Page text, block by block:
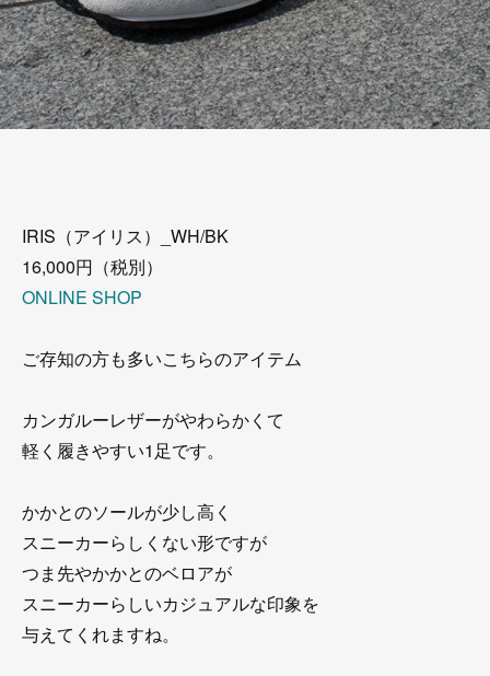
IRIS（アイリス）_WH/BK
16,000円（税別）
ONLINE SHOP
ご存知の方も多いこちらのアイテム
カンガルーレザーがやわらかくて
軽く履きやすい1足です。
かかとのソールが少し高く
スニーカーらしくない形ですが
つま先やかかとのベロアが
スニーカーらしいカジュアルな印象を
与えてくれますね。